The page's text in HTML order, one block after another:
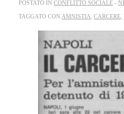
POSTATO IN CONFLITTO SOCIALE
TAGGATO CON AMNISTIA CARCERE